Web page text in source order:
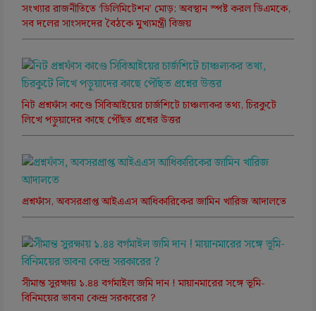
সংখ্যার রাজনীতিতে ‘ডিলিমিটেশন’ মোড়: অবস্থান স্পষ্ট করল ডিএমকে,
সব দলের সাংসদদের বৈঠকে মুখ্যমন্ত্রী বিজয়
নিট প্রশ্নফাঁস কাণ্ডে সিবিআইয়ের চার্জশিটে চাঞ্চল্যকর তথ্য, চিরকুটে
লিখে পড়ুয়াদের কাছে পৌঁছত প্রশ্নের উত্তর
প্রশ্নফাঁস, অবসরপ্রাপ্ত আইএএস আধিকারিকের জামিন খারিজ আদালতে
সীমান্ত সুরক্ষায় ১.৪৪ বর্গমাইল জমি দান ! মায়ানমারের সঙ্গে ভূমি-
বিনিময়ের ভাবনা কেন্দ্র সরকারের ?